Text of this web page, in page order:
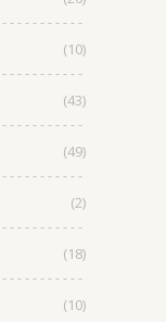
(10)
(43)
(49)
(2)
(18)
(10)